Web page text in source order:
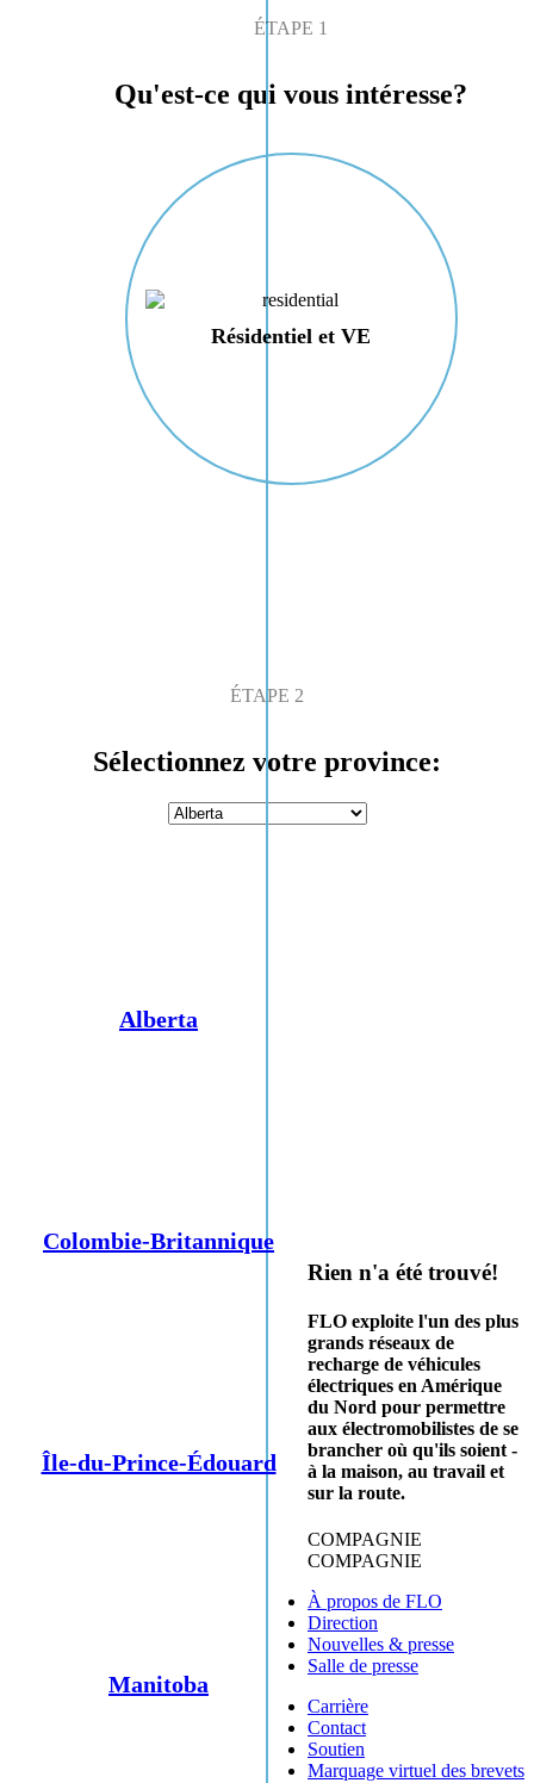
ÉTAPE 1
Qu'est-ce qui vous intéresse?
Résidentiel et VE
ÉTAPE 2
Sélectionnez votre province:
Alberta
Colombie-Britannique
Île-du-Prince-Édouard
Manitoba
Rien n'a été trouvé!
FLO exploite l'un des plus
grands réseaux de
recharge de véhicules
électriques en Amérique
du Nord pour permettre
aux électromobilistes de se
brancher où qu'ils soient -
à la maison, au travail et
sur la route.
COMPAGNIE
COMPAGNIE
À propos de FLO
Direction
Nouvelles & presse
Salle de presse
Carrière
Contact
Soutien
Marquage virtuel des brevets